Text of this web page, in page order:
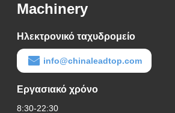
Machinery
Ηλεκτρονικό ταχυδρομείο
info@chinaleadtop.com
Εργασιακό χρόνο
8:30-22:30